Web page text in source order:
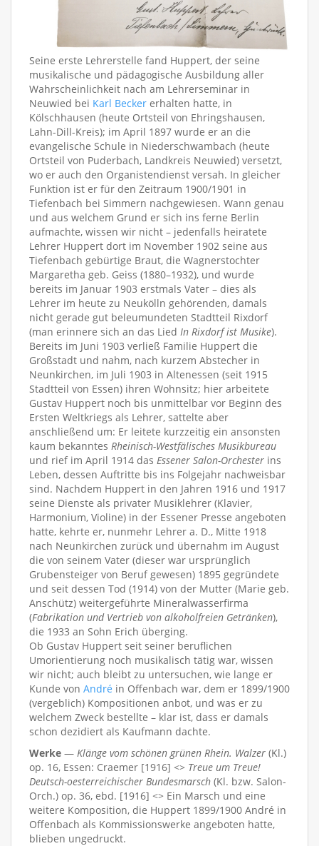
Seine erste Lehrerstelle fand Huppert, der seine
musikalische und pädagogische Ausbildung aller
Wahrscheinlichkeit nach am Lehrerseminar in
Neuwied bei Karl Becker erhalten hatte, in
Kölschhausen (heute Ortsteil von Ehringshausen,
Lahn-Dill-Kreis); im April 1897 wurde er an die
evangelische Schule in Niederschwambach (heute
Ortsteil von Puderbach, Landkreis Neuwied) versetzt,
wo er auch den Organistendienst versah. In gleicher
Funktion ist er für den Zeitraum 1900/1901 in
Tiefenbach bei Simmern nachgewiesen. Wann genau
und aus welchem Grund er sich ins ferne Berlin
aufmachte, wissen wir nicht – jedenfalls heiratete
Lehrer Huppert dort im November 1902 seine aus
Tiefenbach gebürtige Braut, die Wagnerstochter
Margaretha geb. Geiss (1880–1932), und wurde
bereits im Januar 1903 erstmals Vater – dies als
Lehrer im heute zu Neukölln gehörenden, damals
nicht gerade gut beleumundeten Stadtteil Rixdorf
(man erinnere sich an das Lied In Rixdorf ist Musike).
Bereits im Juni 1903 verließ Familie Huppert die
Großstadt und nahm, nach kurzem Abstecher in
Neunkirchen, im Juli 1903 in Altenessen (seit 1915
Stadtteil von Essen) ihren Wohnsitz; hier arbeitete
Gustav Huppert noch bis unmittelbar vor Beginn des
Ersten Weltkriegs als Lehrer, sattelte aber
anschließend um: Er leitete kurzzeitig ein ansonsten
kaum bekanntes Rheinisch-Westfälisches Musikbureau
und rief im April 1914 das Essener Salon-Orchester ins
Leben, dessen Auftritte bis ins Folgejahr nachweisbar
sind. Nachdem Huppert in den Jahren 1916 und 1917
seine Dienste als privater Musiklehrer (Klavier,
Harmonium, Violine) in der Essener Presse angeboten
hatte, kehrte er, nunmehr Lehrer a. D., Mitte 1918
nach Neunkirchen zurück und übernahm im August
die von seinem Vater (dieser war ursprünglich
Grubensteiger von Beruf gewesen) 1895 gegründete
und seit dessen Tod (1914) von der Mutter (Marie geb.
Anschütz) weitergeführte Mineralwasserfirma
(Fabrikation und Vertrieb von alkoholfreien Getränken),
die 1933 an Sohn Erich überging.
Ob Gustav Huppert seit seiner beruflichen
Umorientierung noch musikalisch tätig war, wissen
wir nicht; auch bleibt zu untersuchen, wie lange er
Kunde von André in Offenbach war, dem er 1899/1900
(vergeblich) Kompositionen anbot, und was er zu
welchem Zweck bestellte – klar ist, dass er damals
schon dezidiert als Kaufmann dachte.
Werke — Klänge vom schönen grünen Rhein. Walzer (Kl.)
op. 16, Essen: Craemer [1916] <> Treue um Treue!
Deutsch-oesterreichischer Bundesmarsch (Kl. bzw. Salon-
Orch.) op. 36, ebd. [1916] <> Ein Marsch und eine
weitere Komposition, die Huppert 1899/1900 André in
Offenbach als Kommissionswerke angeboten hatte,
blieben ungedruckt.